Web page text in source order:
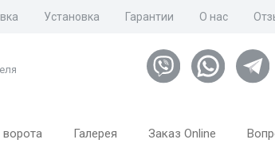
Установка Гарантии О нас
Галерея Заказ Online